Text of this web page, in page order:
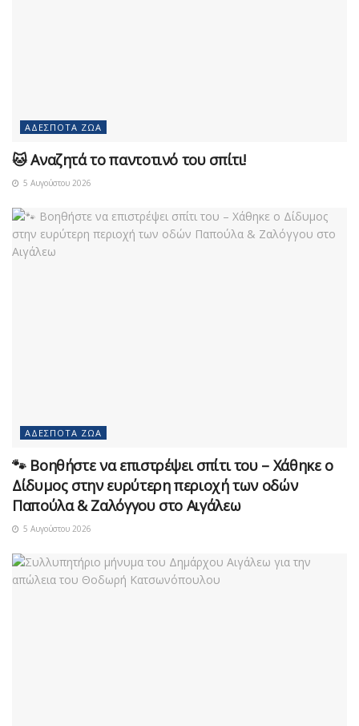
ΑΔΈΣΠΟΤΑ ΖΏΑ
🐱 Αναζητά το παντοτινό του σπίτι!
5 Αυγούστου 2026
ΑΔΈΣΠΟΤΑ ΖΏΑ
🐾 Βοηθήστε να επιστρέψει σπίτι του – Χάθηκε ο
Δίδυμος στην ευρύτερη περιοχή των οδών
Παπούλα & Ζαλόγγου στο Αιγάλεω
5 Αυγούστου 2026